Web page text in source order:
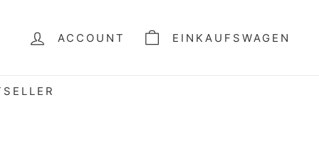
ACCOUNT EINKAUFSWAGEN